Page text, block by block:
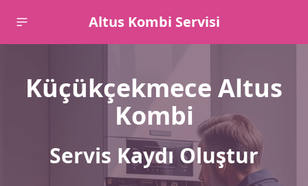
Altus Kombi Servisi
Küçükçekmece Altus
Kombi
Servis Kaydı Oluştur